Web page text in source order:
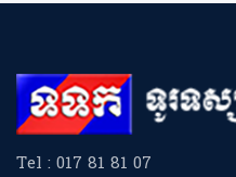
Tel : 017 81 81 07